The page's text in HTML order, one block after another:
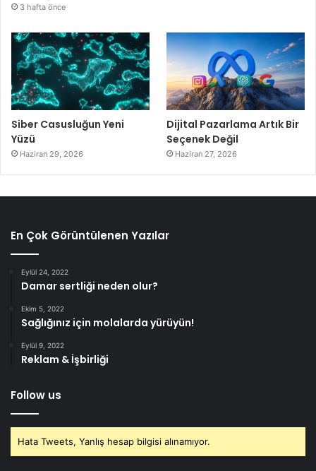
3 hafta önce
Siber Casusluğun Yeni
Yüzü
Haziran 29, 2026
Dijital Pazarlama Artık Bir
Seçenek Değil
Haziran 27, 2026
En Çok Görüntülenen Yazılar
Eylül 24, 2022
Damar sertliği neden olur?
Ekim 5, 2022
Sağlığınız için molalarda yürüyün!
Eylül 9, 2022
Reklam & İşbirliği
Follow us
Hata Tweets, Yanlış hesap bilgisi alınamıyor.